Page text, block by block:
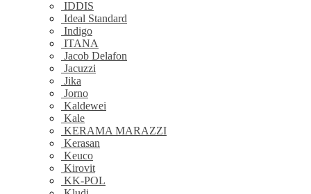
IDDIS
Ideal Standard
Indigo
ITANA
Jacob Delafon
Jacuzzi
Jika
Jorno
Kaldewei
Kale
KERAMA MARAZZI
Kerasan
Keuco
Kirovit
KK-POL